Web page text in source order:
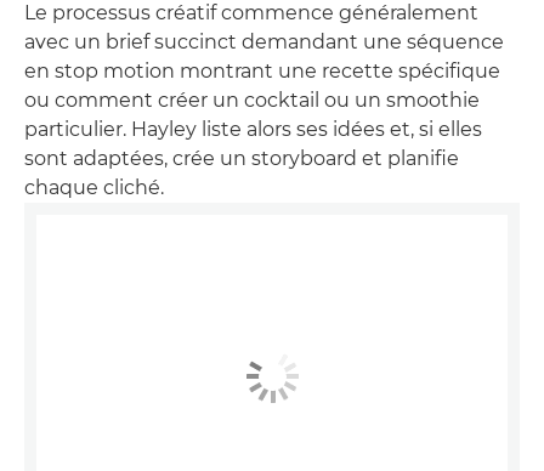
Le processus créatif commence généralement
avec un brief succinct demandant une séquence
en stop motion montrant une recette spécifique
ou comment créer un cocktail ou un smoothie
particulier. Hayley liste alors ses idées et, si elles
sont adaptées, crée un storyboard et planifie
chaque cliché.